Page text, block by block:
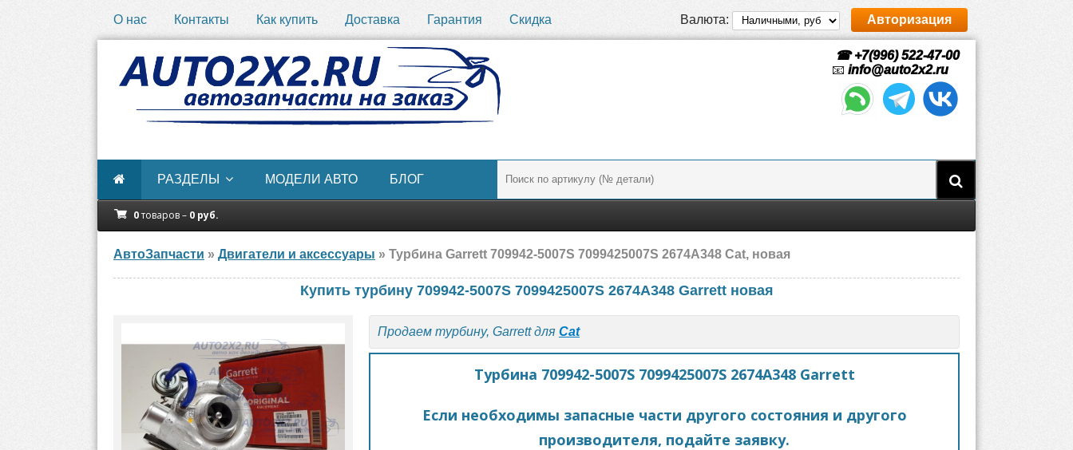
О нас Контакты Как купить Доставка Гарантия Скидка Валюта: Авторизация
☎ +7(996) 522-47-00
📧 info@auto2x2.ru
РАЗДЕЛЫ МОДЕЛИ АВТО БЛОГ
0товаров – 0 руб.
АвтоЗапчасти » Двигатели и аксессуары » Турбина Garrett 709942-5007S 7099425007S 2674A348 Cat, новая
Купить турбину 709942-5007S 7099425007S 2674A348 Garrett новая
Продаем турбину, Garrett для Cat
Турбина 709942-5007S 7099425007S 2674A348 Garrett
Если необходимы запасные части другого состояния и другого
производителя, подайте заявку.